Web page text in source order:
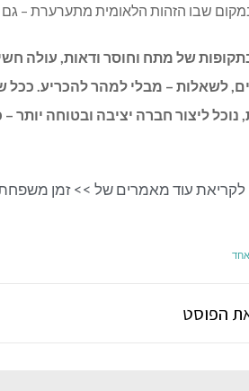
שבו הזהות הלאומית מתערערת –
של מתח וחוסר ודאות, עולה
לשאלות – מבלי למהר להכריע. ככל
נוכל ליצור חברה יציבה ובטוחה
לקריאת עוד מאמרים של >>זמן
אחד
הפוסט